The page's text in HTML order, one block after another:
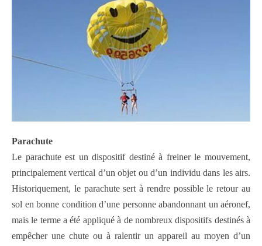
Parachute
Le parachute est un dispositif destiné à freiner le mouvement,
principalement vertical d’un objet ou d’un individu dans les airs.
Historiquement, le parachute sert à rendre possible le retour au
sol en bonne condition d’une personne abandonnant un aéronef,
mais le terme a été appliqué à de nombreux dispositifs destinés à
empêcher une chute ou à ralentir un appareil au moyen d’un